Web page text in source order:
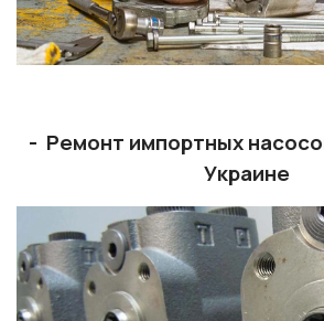
- Ремонт импортных
Украине